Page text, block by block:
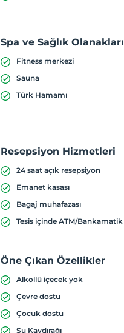
Spa ve Sağlık Olanakları
Fitness merkezi
Sauna
Türk Hamamı
Resepsiyon Hizmetleri
24 saat açık resepsiyon
Emanet kasası
Bagaj muhafazası
Tesis içinde ATM/Bankamatik
Öne Çıkan Özellikler
Alkollü içecek yok
Çevre dostu
Çocuk dostu
Su Kaydırağı